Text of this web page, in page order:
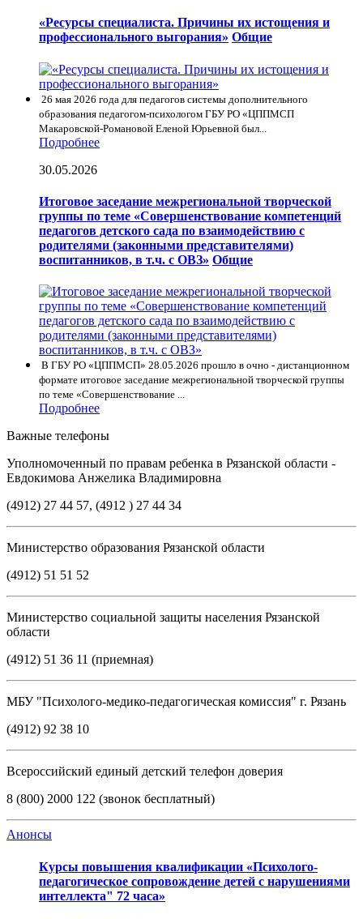
«Ресурсы специалиста. Причины их истощения и
профессионального выгорания» Общие
26 мая 2026 года для педагогов системы дополнительного
образования педагогом-психологом ГБУ РО «ЦППМСП
Макаровской-Романовой Еленой Юрьевной был...
Подробнее
30.05.2026
Итоговое заседание межрегиональной творческой
группы по теме «Совершенствование компетенций
педагогов детского сада по взаимодействию с
родителями (законными представителями)
воспитанников, в т.ч. с ОВЗ» Общие
В ГБУ РО «ЦППМСП» 28.05.2026 прошло в очно - дистанционном
формате итоговое заседание межрегиональной творческой группы
по теме «Совершенствование ...
Подробнее
Важные телефоны
Уполномоченный по правам ребенка в Рязанской области -
Евдокимова Анжелика Владимировна
(4912) 27 44 57, (4912 ) 27 44 34
Министерство образования Рязанской области
(4912) 51 51 52
Министерство социальной защиты населения Рязанской
области
(4912) 51 36 11 (приемная)
МБУ "Психолого-медико-педагогическая комиссия" г. Рязань
(4912) 92 38 10
Всероссийский единый детский телефон доверия
8 (800) 2000 122 (звонок бесплатный)
Анонсы
Курсы повышения квалификации «Психолого-
педагогическое сопровождение детей с нарушениями
интеллекта" 72 часа»